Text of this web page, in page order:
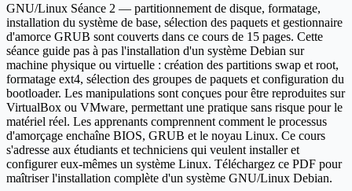
GNU/Linux Séance 2 — partitionnement de disque, formatage,
installation du système de base, sélection des paquets et gestionnaire
d'amorce GRUB sont couverts dans ce cours de 15 pages. Cette
séance guide pas à pas l'installation d'un système Debian sur
machine physique ou virtuelle : création des partitions swap et root,
formatage ext4, sélection des groupes de paquets et configuration du
bootloader. Les manipulations sont conçues pour être reproduites sur
VirtualBox ou VMware, permettant une pratique sans risque pour le
matériel réel. Les apprenants comprennent comment le processus
d'amorçage enchaîne BIOS, GRUB et le noyau Linux. Ce cours
s'adresse aux étudiants et techniciens qui veulent installer et
configurer eux-mêmes un système Linux. Téléchargez ce PDF pour
maîtriser l'installation complète d'un système GNU/Linux Debian.